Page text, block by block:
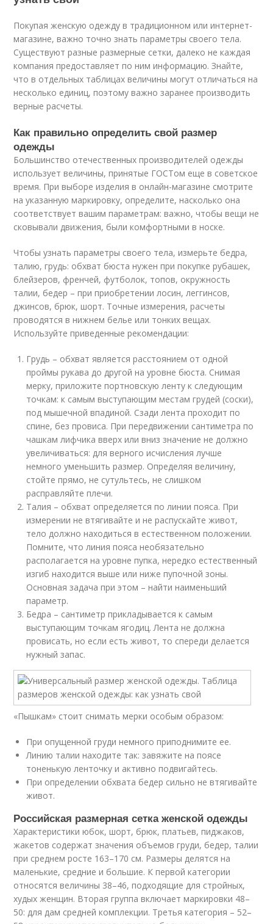
Покупая женскую одежду в традиционном или интернет-
магазине, важно точно знать параметры своего тела.
Существуют разные размерные сетки, далеко не каждая
компания предоставляет по ним информацию. Знайте,
что в отдельных таблицах величины могут отличаться на
несколько единиц, поэтому важно заранее производить
верные расчеты.
Как правильно определить свой размер
одежды
Большинство отечественных производителей одежды
использует величины, принятые ГОСТом еще в советское
время. При выборе изделия в онлайн-магазине смотрите
на указанную маркировку, определите, насколько она
соответствует вашим параметрам: важно, чтобы вещи не
сковывали движения, были комфортными в носке.
Чтобы узнать параметры своего тела, измерьте бедра,
талию, грудь: обхват бюста нужен при покупке рубашек,
блейзеров, френчей, футболок, топов, окружность
талии, бедер – при приобретении лосин, леггинсов,
джинсов, брюк, шорт. Точные измерения, расчеты
проводятся в нижнем белье или тонких вещах.
Используйте приведенные рекомендации:
Грудь – обхват является расстоянием от одной
проймы рукава до другой на уровне бюста. Снимая
мерку, приложите портновскую ленту к следующим
точкам: к самым выступающим местам грудей (соски),
под мышечной впадиной. Сзади лента проходит по
спине, без провиса. При передвижении сантиметра по
чашкам лифчика вверх или вниз значение не должно
увеличиваться: для верного исчисления лучше
немного уменьшить размер. Определяя величину,
стойте прямо, не сутультесь, не слишком
расправляйте плечи.
Талия – обхват определяется по линии пояса. При
измерении не втягивайте и не распускайте живот,
тело должно находиться в естественном положении.
Помните, что линия пояса необязательно
располагается на уровне пупка, нередко естественный
изгиб находится выше или ниже пупочной зоны.
Основная задача при этом – найти наименьший
параметр.
Бедра – сантиметр прикладывается к самым
выступающим точкам ягодиц. Лента не должна
провисать, но если есть живот, то спереди делается
нужный запас.
«Пышкам» стоит снимать мерки особым образом:
При опущенной груди немного приподнимите ее.
Линию талии находите так: завяжите на поясе
тоненькую ленточку и активно подвигайтесь.
При определении обхвата бедер сильно не втягивайте
живот.
Российская размерная сетка женской одежды
Характеристики юбок, шорт, брюк, платьев, пиджаков,
жакетов содержат значения объемов груди, бедер, талии
при среднем росте 163–170 см. Размеры делятся на
маленькие, средние и большие. К первой категории
относятся величины 38–46, подходящие для стройных,
худых женщин. Вторая группа включает маркировки 48–
50: для дам средней комплекции. Третья категория – 52–